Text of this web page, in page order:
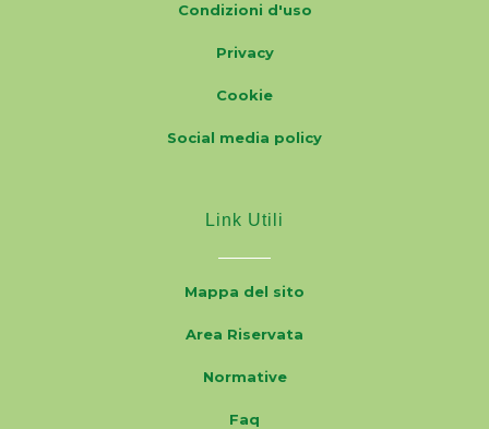
Condizioni d'uso
Privacy
Cookie
Social media policy
Link Utili
Mappa del sito
Area Riservata
Normative
Faq